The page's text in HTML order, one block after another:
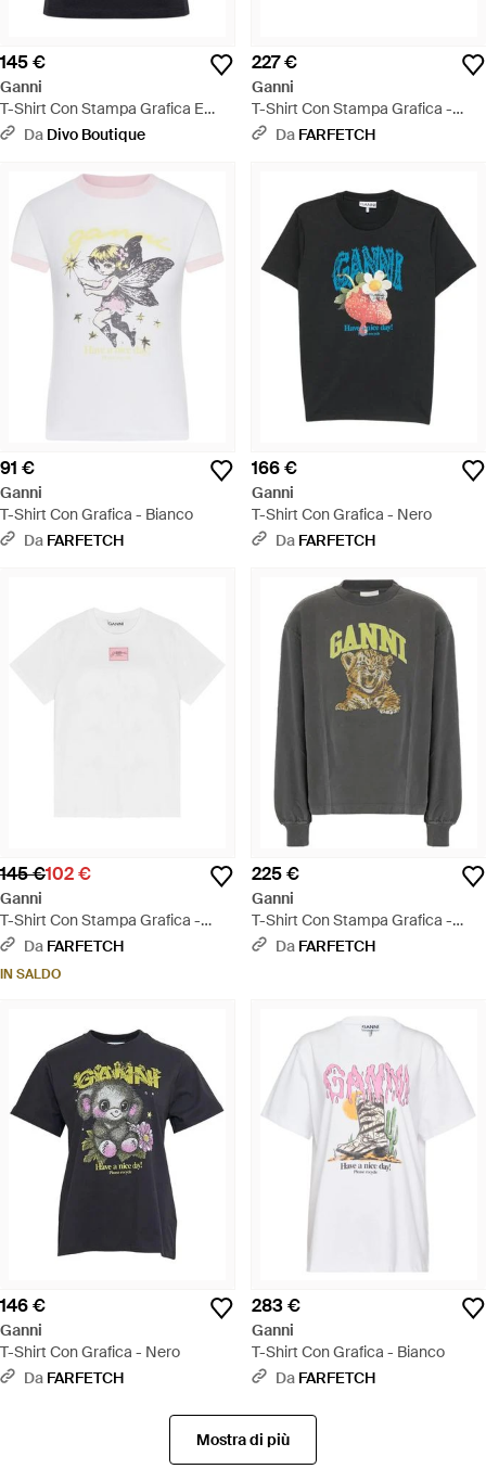
145 €
Ganni
T-Shirt Con Stampa Grafica E
Slogan Riciclato - Nero
Da Divo Boutique
227 €
Ganni
T-Shirt Con Stampa Grafica -
Rosso
Da FARFETCH
91 €
Ganni
T-Shirt Con Grafica - Bianco
Da FARFETCH
166 €
Ganni
T-Shirt Con Grafica - Nero
Da FARFETCH
145 €102 €
Ganni
T-Shirt Con Stampa Grafica -
Bianco
Da FARFETCH
IN SALDO
225 €
Ganni
T-Shirt Con Stampa Grafica -
Grigio
Da FARFETCH
146 €
Ganni
T-Shirt Con Grafica - Nero
Da FARFETCH
283 €
Ganni
T-Shirt Con Grafica - Bianco
Da FARFETCH
Mostra di più